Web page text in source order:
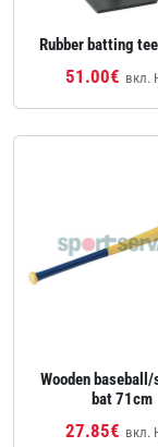
Rubber batting
51.00€ вкл.
Wooden baseball/
bat 71cm
27.85€ вкл.